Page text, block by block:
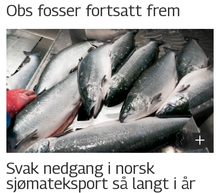
Obs fosser fortsatt frem
Svak nedgang i norsk
sjømateksport så langt i år